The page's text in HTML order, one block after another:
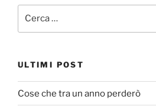
ULTIMI POST
Cose che tra un anno perderò